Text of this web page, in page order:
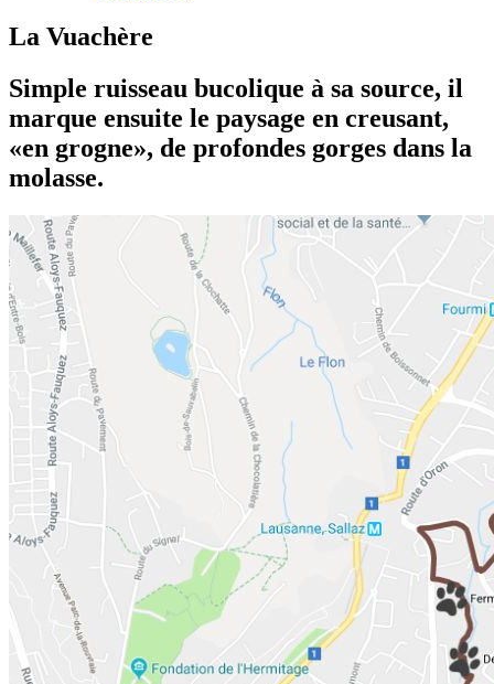
La Vuachère
Simple ruisseau bucolique à sa source, il
marque ensuite le paysage en creusant,
«en grogne», de profondes gorges dans la
molasse.